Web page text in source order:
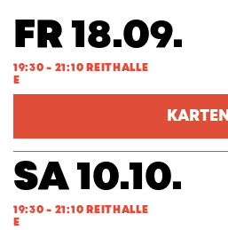
FR 18.09.
19:30 - 21:10 REITHALLE
E
KARTEN
SA 10.10.
19:30 - 21:10 REITHALLE
E